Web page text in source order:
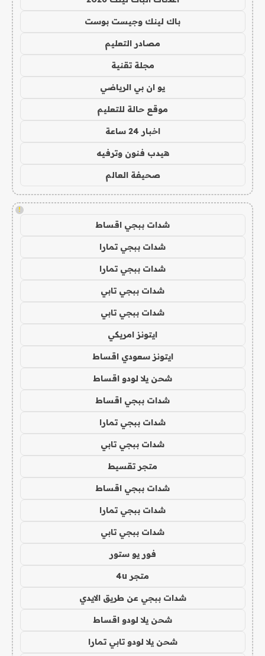
باك لينك وجيست بوست
مصادر التعليم
مجلة تقنية
يو ان بي الرياضي
موقع حالة للتعليم
اخبار 24 ساعة
هيدب فنون وترفيه
صحيفة العالم
!
شدات ببجي اقساط
شدات ببجي تمارا
شدات ببجي تمارا
شدات ببجي تابي
شدات ببجي تابي
ايتونز امريكي
ايتونز سعودي اقساط
شحن يلا لودو اقساط
شدات ببجي اقساط
شدات ببجي تمارا
شدات ببجي تابي
متجر تقسيط
شدات ببجي اقساط
شدات ببجي تمارا
شدات ببجي تابي
فور يو ستور
متجر 4u
شدات ببجي عن طريق الايدي
شحن يلا لودو اقساط
شحن يلا لودو تابي تمارا